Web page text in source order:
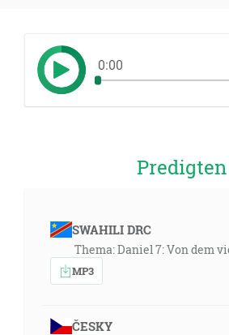
0:00
Predigten
SWAHILI DRC
Thema: Daniel 7: Von dem
MP3
ČESKY